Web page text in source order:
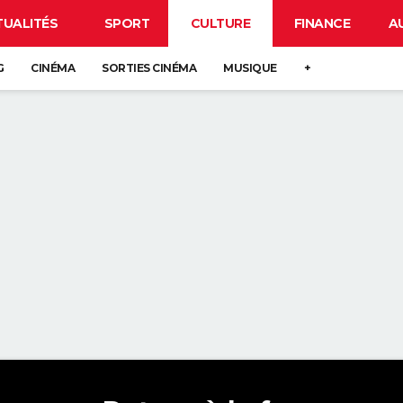
SPORT CULTURE FINANCE
CINÉMA SORTIES CINÉMA MUSIQUE +